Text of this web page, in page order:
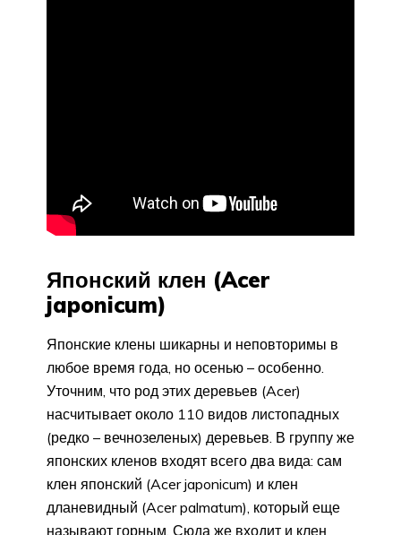
Японский клен (Acer
japonicum)
Японские клены шикарны и неповторимы в
любое время года, но осенью – особенно.
Уточним, что род этих деревьев (Acer)
насчитывает около 110 видов листопадных
(редко – вечнозеленых) деревьев. В группу же
японских кленов входят всего два вида: сам
клен японский (Acer japonicum) и клен
дланевидный (Acer palmatum), который еще
называют горным. Сюда же входит и клен